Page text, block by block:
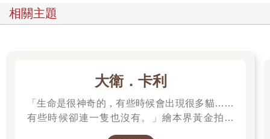
相關主題
大衛．卡利
「生命是很神奇的，有些時候會出現很多貓……
有些時候卻連一隻也沒有。」繪本界黃金拍檔